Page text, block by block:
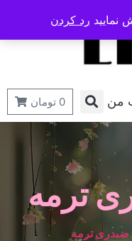
من 0 تومان
ترمه
ترمه
نمایید رد کردن